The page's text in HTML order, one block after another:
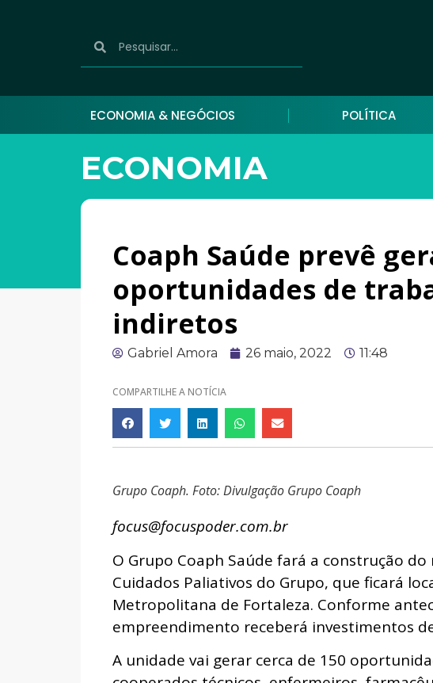
ECONOMIA & NEGÓCIOS POLÍTICA
ECONOMIA
Coaph Saúde prevê
oportunidades de
indiretos
Gabriel Amora 26 maio, 2022 11:48
COMPARTILHE A NOTÍCIA
Grupo Coaph. Foto: Divulgação Grupo Coaph
focus@focuspoder.com.br
O Grupo Coaph Saúde fará a construção
Cuidados Paliativos do Grupo, que ficará
Metropolitana de Fortaleza. Conforme
empreendimento receberá investimentos
A unidade vai gerar cerca de 150